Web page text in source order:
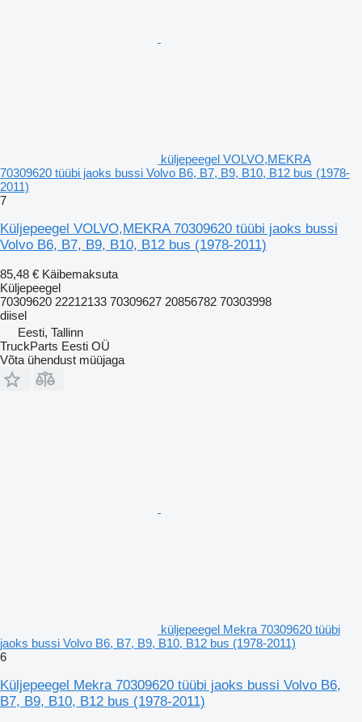
küljepeegel VOLVO,MEKRA
70309620 tüübi jaoks bussi Volvo B6, B7, B9, B10, B12 bus (1978-
2011)
7
Küljepeegel VOLVO,MEKRA 70309620 tüübi jaoks bussi
Volvo B6, B7, B9, B10, B12 bus (1978-2011)
85,48 € Käibemaksuta
Küljepeegel
70309620 22212133 70309627 20856782 70303998
diisel
Eesti, Tallinn
TruckParts Eesti OÜ
Võta ühendust müüjaga
küljepeegel Mekra 70309620 tüübi
jaoks bussi Volvo B6, B7, B9, B10, B12 bus (1978-2011)
6
Küljepeegel Mekra 70309620 tüübi jaoks bussi Volvo B6,
B7, B9, B10, B12 bus (1978-2011)